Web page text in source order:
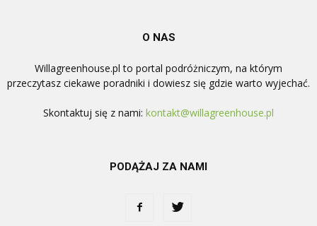
O NAS
Willagreenhouse.pl to portal podróżniczym, na którym
przeczytasz ciekawe poradniki i dowiesz się gdzie warto wyjechać.
Skontaktuj się z nami: kontakt@willagreenhouse.pl
PODĄŻAJ ZA NAMI